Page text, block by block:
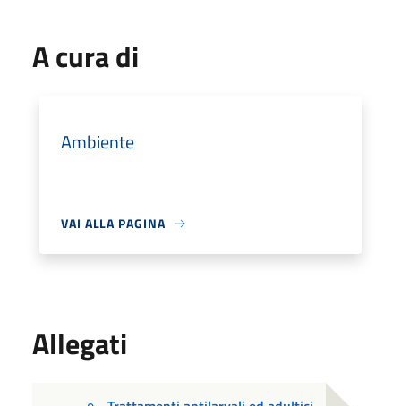
A cura di
Ambiente
VAI ALLA PAGINA
Allegati